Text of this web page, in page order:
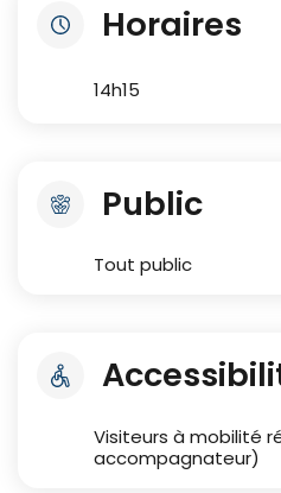
Horaires
14h15
Public
Tout public
Visiteurs à mobilité
accompagnateur)